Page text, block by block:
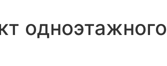
одноэтажного